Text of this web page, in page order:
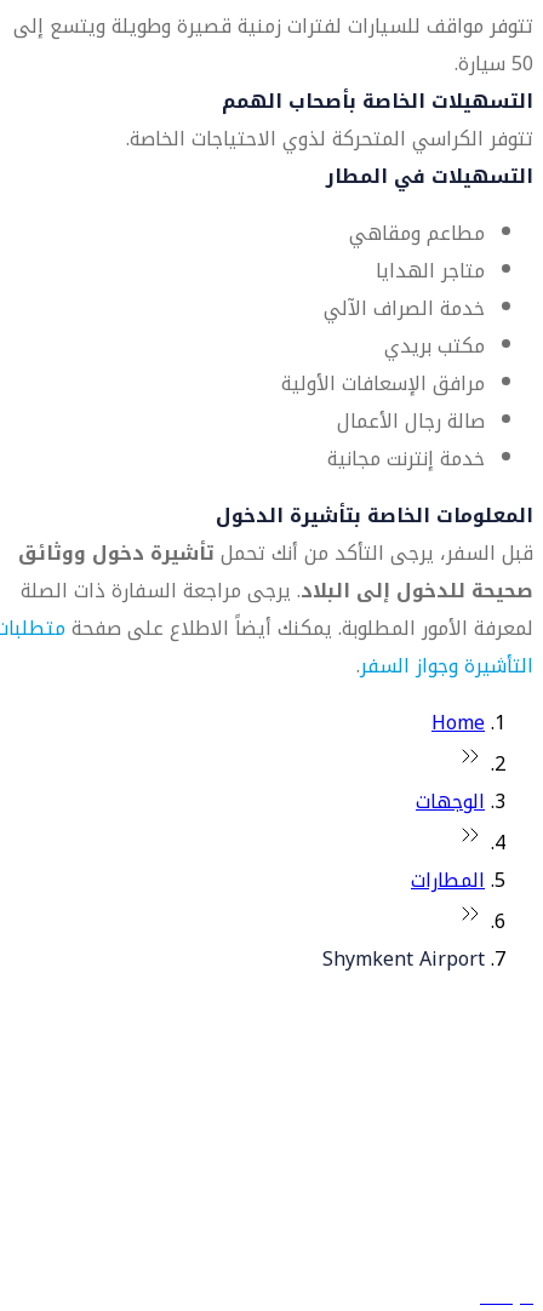
تتوفر مواقف للسيارات لفترات زمنية قصيرة وطويلة ويتسع إلى
50 سيارة.
التسهيلات الخاصة بأصحاب الهمم
تتوفر الكراسي المتحركة لذوي الاحتياجات الخاصة.
التسهيلات في المطار
مطاعم ومقاهي
متاجر الهدايا
خدمة الصراف الآلي
مكتب بريدي
مرافق الإسعافات الأولية
صالة رجال الأعمال
خدمة إنترنت مجانية
المعلومات الخاصة بتأشيرة الدخول
قبل السفر، يرجى التأكد من أنك تحملتأشيرة دخول ووثائق
صحيحة للدخول إلى البلاد. يرجى مراجعة السفارة ذات الصلة
لمعرفة الأمور المطلوبة. يمكنك أيضاً الاطلاع على صفحة
التأشيرة وجواز السفر.
Home
الوجهات
المطارات
Shymkent Airport
سياساتنا